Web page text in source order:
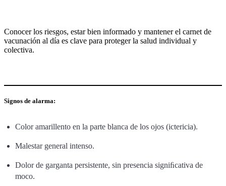
Conocer los riesgos, estar bien informado y mantener el carnet de
vacunación al día es clave para proteger la salud individual y
colectiva.
Signos de alarma:
Color amarillento en la parte blanca de los ojos (ictericia).
Malestar general intenso.
Dolor de garganta persistente, sin presencia signiﬁcativa de
moco.